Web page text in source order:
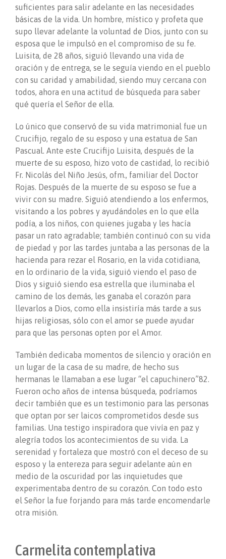
suficientes para salir adelante en las necesidades
básicas de la vida. Un hombre, místico y profeta que
supo llevar adelante la voluntad de Dios, junto con su
esposa que le impulsó en el compromiso de su fe.
Luisita, de 28 años, siguió llevando una vida de
oración y de entrega, se le seguía viendo en el pueblo
con su caridad y amabilidad, siendo muy cercana con
todos, ahora en una actitud de búsqueda para saber
qué quería el Señor de ella.
Lo único que conservó de su vida matrimonial fue un
Crucifijo, regalo de su esposo y una estatua de San
Pascual. Ante este Crucifijo Luisita, después de la
muerte de su esposo, hizo voto de castidad, lo recibió
Fr. Nicolás del Niño Jesús, ofm., familiar del Doctor
Rojas. Después de la muerte de su esposo se fue a
vivir con su madre. Siguió atendiendo a los enfermos,
visitando a los pobres y ayudándoles en lo que ella
podía, a los niños, con quienes jugaba y les hacía
pasar un rato agradable; también continuó con su vida
de piedad y por las tardes juntaba a las personas de la
hacienda para rezar el Rosario, en la vida cotidiana,
en lo ordinario de la vida, siguió viendo el paso de
Dios y siguió siendo esa estrella que iluminaba el
camino de los demás, les ganaba el corazón para
llevarlos a Dios, como ella insistiría más tarde a sus
hijas religiosas, sólo con el amor se puede ayudar
para que las personas opten por el Amor.
También dedicaba momentos de silencio y oración en
un lugar de la casa de su madre, de hecho sus
hermanas le llamaban a ese lugar “el capuchinero”82.
Fueron ocho años de intensa búsqueda, podríamos
decir también que es un testimonio para las personas
que optan por ser laicos comprometidos desde sus
familias. Una testigo inspiradora que vivía en paz y
alegría todos los acontecimientos de su vida. La
serenidad y fortaleza que mostró con el deceso de su
esposo y la entereza para seguir adelante aún en
medio de la oscuridad por las inquietudes que
experimentaba dentro de su corazón. Con todo esto
el Señor la fue forjando para más tarde encomendarle
otra misión.
Carmelita contemplativa